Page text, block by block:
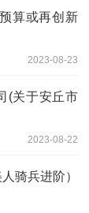
算或再创新
2023-08-23
(关于安丘市
2023-08-22
骑兵进阶）